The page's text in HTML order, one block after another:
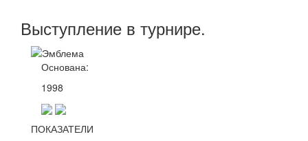
Выступление в турнире.
Основана:
1998
ПОКАЗАТЕЛИ